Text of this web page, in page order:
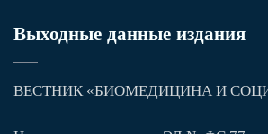
Выходные данные издания
ВЕСТНИК «БИОМЕДИЦИНА И